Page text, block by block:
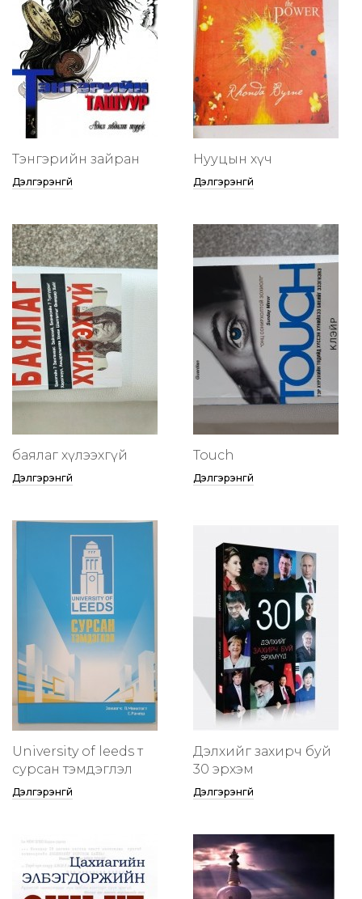
Тэнгэрийн зайран
Дэлгэрэнгүй
Нууцын хүч
Дэлгэрэнгүй
баялаг хүлээхгүй
Дэлгэрэнгүй
Touch
Дэлгэрэнгүй
University of leeds т
сурсан тэмдэглэл
Дэлгэрэнгүй
Дэлхийг захирч буй
30 эрхэм
Дэлгэрэнгүй